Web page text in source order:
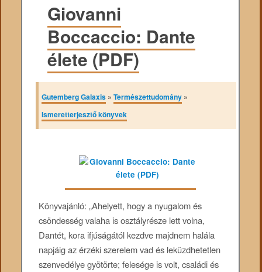
Giovanni
Boccaccio: Dante
élete (PDF)
Gutemberg Galaxis »Természettudomány »
Ismeretterjesztő könyvek
Könyvajánló: „Ahelyett, hogy a nyugalom és
csöndesség valaha is osztályrésze lett volna,
Dantét, kora ifjúságától kezdve majdnem halála
napjáig az érzéki szerelem vad és leküzdhetetlen
szenvedélye gyötörte; felesége is volt, családi és